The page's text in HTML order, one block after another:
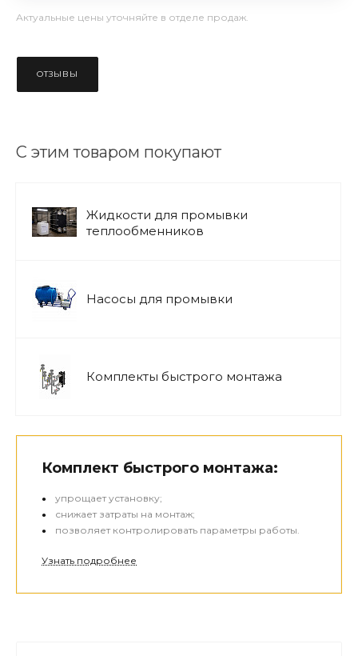
Актуальные цены уточняйте в отделе продаж.
ОТЗЫВЫ
С этим товаром покупают
Жидкости для промывки
теплообменников
Насосы для промывки
Комплекты быстрого монтажа
Комплект быстрого монтажа:
упрощает установку;
снижает затраты на монтаж;
позволяет контролировать параметры работы.
Узнать подробнее